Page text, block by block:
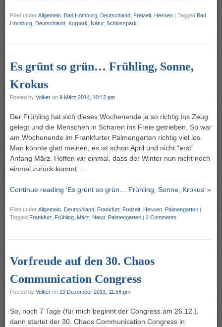
Filed under Allgemein Bad Homburg Deutschland Freizeit Hessen | Tagged Bad
Homburg Deutschland Kurpark Natur, Schlosspark
Es grünt so grün… Frühling, Sonne,
Krokus
Posted by Volker on 9 März 2014, 10:12 pm
Der Frühling hat sich dieses Wochenende ja so richtig ins Zeug
gelegt und die Menschen in Scharen ins Freie getrieben. So war
am Wochenende im Frankfurter Palmengarten richtig viel los.
Man könnte glatt meinen, es ist schon April und nicht “erst”
Anfang März. Hoffen wir einmal, dass der Winter nun nicht noch
einmal zurück kommt; …
Continue reading ‘Es grünt so grün… Frühling, Sonne, Krokus’ »
Filed under Allgemein Deutschland Frankfurt Freizeit Hessen Palmengarten
Tagged Frankfurt Frühling März Natur, Palmengarten 2 Comments
Vorfreude auf den 30. Chaos
Communication Congress
Posted by Volker on 19 Dezember 2013, 11:56 pm
So, noch 7 Tage (für mich beginnt der Congress am 26.12.),
dann startet der 30. Chaos Communication Congress in